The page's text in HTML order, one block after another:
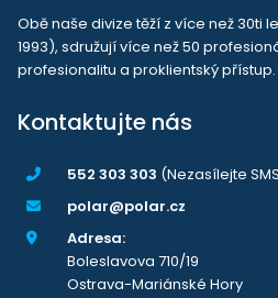
Obě naše divize těží z více než 30ti
1993), sdružují více než 50
profesionalitu a proklientský přístup.
Kontaktujte nás
552 303 303 (Nezasílejte
polar@polar.cz
Adresa:
Boleslavova 710/19
Ostrava-Mariánské Hory